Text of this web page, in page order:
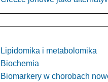
Lipidomika i metabolomika
Biochemia
Biomarkery w chorobach